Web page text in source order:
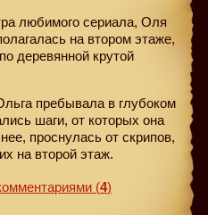
любимого сериала, Оля
на втором этаже,
деревянной крутой
пребывала в глубоком
шаги, от которых она
проснулась от скрипов,
на второй этаж.
(4)